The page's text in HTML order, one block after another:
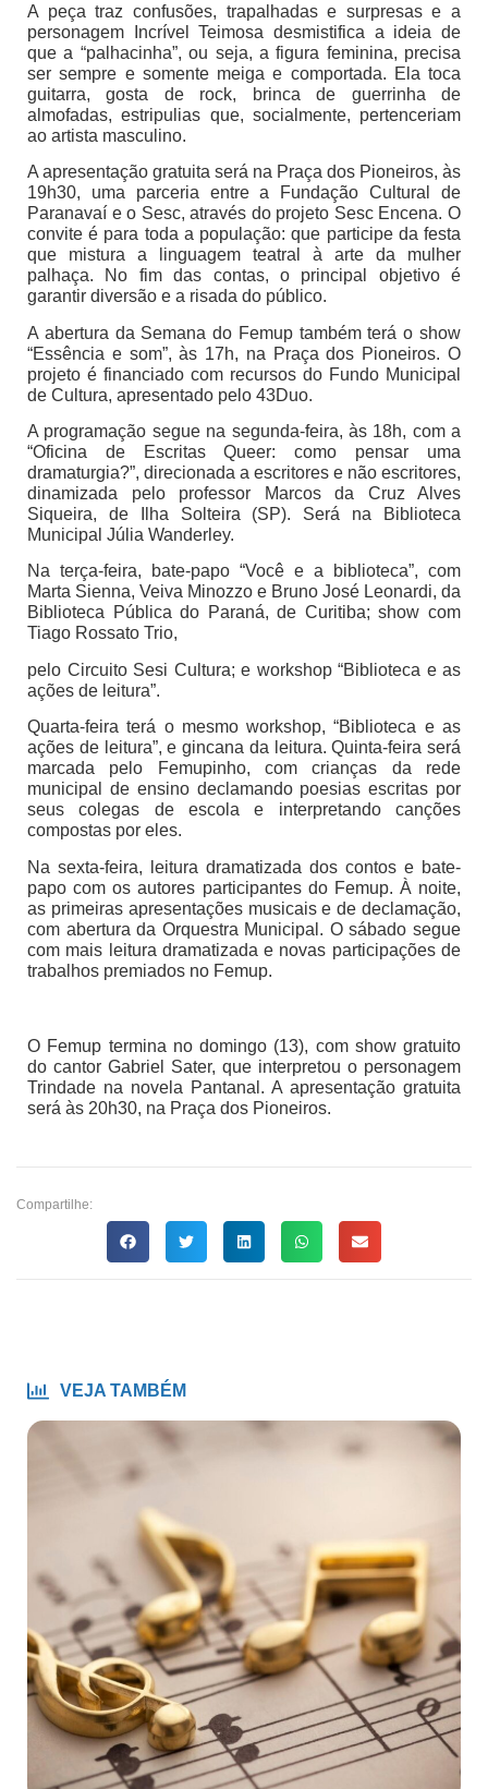
A peça traz confusões, trapalhadas e surpresas e a
personagem Incrível Teimosa desmistifica a ideia de
que a “palhacinha”, ou seja, a figura feminina, precisa
ser sempre e somente meiga e comportada. Ela toca
guitarra, gosta de rock, brinca de guerrinha de
almofadas, estripulias que, socialmente, pertenceriam
ao artista masculino.
A apresentação gratuita será na Praça dos Pioneiros, às
19h30, uma parceria entre a Fundação Cultural de
Paranavaí e o Sesc, através do projeto Sesc Encena. O
convite é para toda a população: que participe da festa
que mistura a linguagem teatral à arte da mulher
palhaça. No fim das contas, o principal objetivo é
garantir diversão e a risada do público.
A abertura da Semana do Femup também terá o show
“Essência e som”, às 17h, na Praça dos Pioneiros. O
projeto é financiado com recursos do Fundo Municipal
de Cultura, apresentado pelo 43Duo.
A programação segue na segunda-feira, às 18h, com a
“Oficina de Escritas Queer: como pensar uma
dramaturgia?”, direcionada a escritores e não escritores,
dinamizada pelo professor Marcos da Cruz Alves
Siqueira, de Ilha Solteira (SP). Será na Biblioteca
Municipal Júlia Wanderley.
Na terça-feira, bate-papo “Você e a biblioteca”, com
Marta Sienna, Veiva Minozzo e Bruno José Leonardi, da
Biblioteca Pública do Paraná, de Curitiba; show com
Tiago Rossato Trio,
pelo Circuito Sesi Cultura; e workshop “Biblioteca e as
ações de leitura”.
Quarta-feira terá o mesmo workshop, “Biblioteca e as
ações de leitura”, e gincana da leitura. Quinta-feira será
marcada pelo Femupinho, com crianças da rede
municipal de ensino declamando poesias escritas por
seus colegas de escola e interpretando canções
compostas por eles.
Na sexta-feira, leitura dramatizada dos contos e bate-
papo com os autores participantes do Femup. À noite,
as primeiras apresentações musicais e de declamação,
com abertura da Orquestra Municipal. O sábado segue
com mais leitura dramatizada e novas participações de
trabalhos premiados no Femup.
O Femup termina no domingo (13), com show gratuito
do cantor Gabriel Sater, que interpretou o personagem
Trindade na novela Pantanal. A apresentação gratuita
será às 20h30, na Praça dos Pioneiros.
Compartilhe:
VEJA TAMBÉM